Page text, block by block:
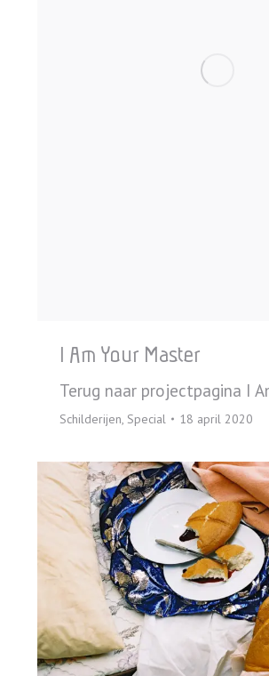
I Am Your Master
Terug naar projectpagina I
Schilderijen, Special 18 april 2020